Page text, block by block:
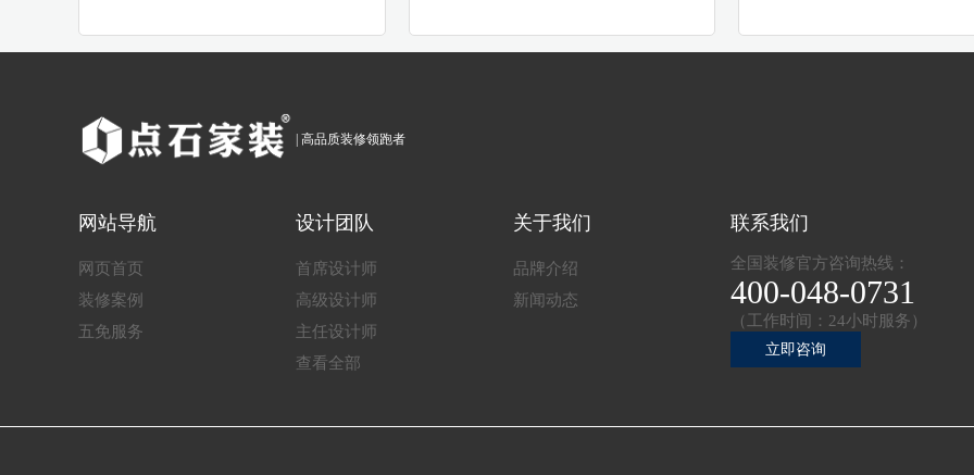
| 高品质装修领跑者
网站导航
网页首页
装修案例
五免服务
设计团队
首席设计师
高级设计师
主任设计师
查看全部
关于我们
品牌介绍
新闻动态
联系我们
全国装修官方咨询热线：
400-048-0731
（工作时间：24小时服务）
立即咨询